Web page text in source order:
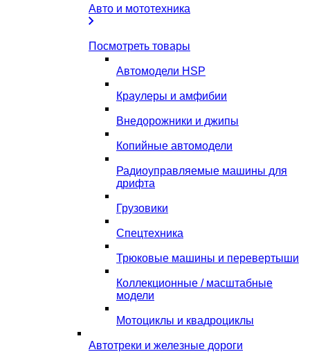
Авто и мототехника
Посмотреть товары
Автомодели HSP
Краулеры и амфибии
Внедорожники и джипы
Копийные автомодели
Радиоуправляемые машины для
дрифта
Грузовики
Спецтехника
Трюковые машины и перевертыши
Коллекционные / масштабные
модели
Мотоциклы и квадроциклы
Автотреки и железные дороги